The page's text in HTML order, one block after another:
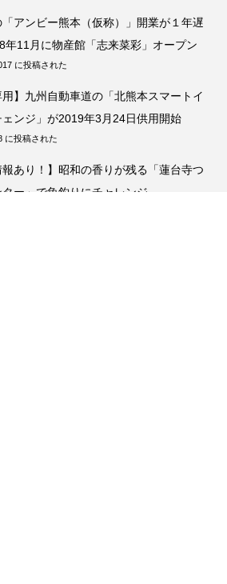
アンビー熊本（仮称）」開業が１年遅
11月に物産館「志来菜彩」オープン
に投稿された
用】九州自動車道の「北熊本スマートイ
ェンジ」が2019年3月24日供用開始
に投稿された
報あり！】昭和の香りが残る「蓮台寺つ
ター」で魚釣りにチャレンジ